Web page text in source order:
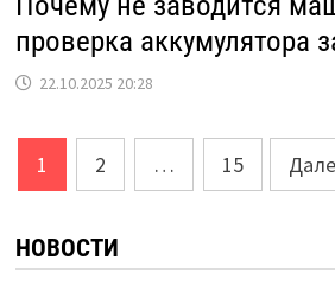
проверка аккумулятора
22.10.2025 20:28
Пагинация
записей
1 2 … 15
НОВОСТИ